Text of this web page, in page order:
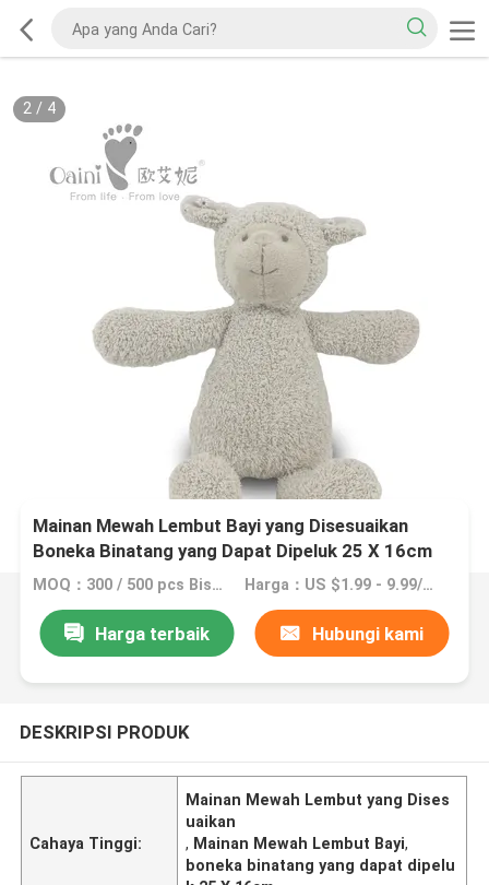
2/ 4
Mainan Mewah Lembut Bayi yang Disesuaikan
Boneka Binatang yang Dapat Dipeluk 25 X 16cm
MOQ：300 / 500 pcs Bisa Nego Harga：US $1.99 - 9.99/ Piece
Harga terbaik Hubungi kami
DESKRIPSI PRODUK
Cahaya Tinggi:
Mainan Mewah Lembut yang Dises
uaikan
, Mainan Mewah Lembut Bayi,
boneka binatang yang dapat dipelu